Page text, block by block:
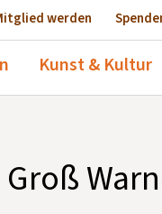
werden
Kunst & Kultur